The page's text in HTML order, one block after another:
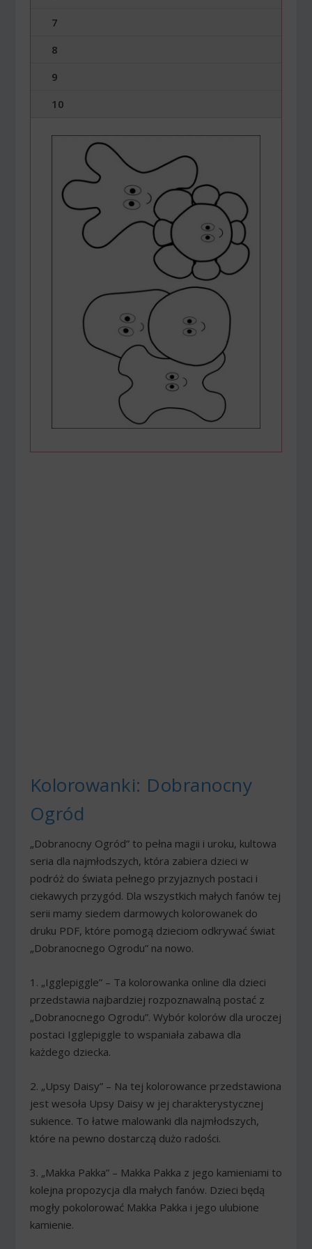
7
8
9
10
Kolorowanki: Dobranocny
Ogród
„Dobranocny Ogród” to pełna magii i uroku, kultowa
seria dla najmłodszych, która zabiera dzieci w
podróż do świata pełnego przyjaznych postaci i
ciekawych przygód. Dla wszystkich małych fanów tej
serii mamy siedem darmowych kolorowanek do
druku PDF, które pomogą dzieciom odkrywać świat
„Dobranocnego Ogrodu” na nowo.
1. „Igglepiggle” – Ta kolorowanka online dla dzieci
przedstawia najbardziej rozpoznawalną postać z
„Dobranocnego Ogrodu”. Wybór kolorów dla uroczej
postaci Igglepiggle to wspaniała zabawa dla
każdego dziecka.
2. „Upsy Daisy” – Na tej kolorowance przedstawiona
jest wesoła Upsy Daisy w jej charakterystycznej
sukience. To łatwe malowanki dla najmłodszych,
które na pewno dostarczą dużo radości.
3. „Makka Pakka” – Makka Pakka z jego kamieniami to
kolejna propozycja dla małych fanów. Dzieci będą
mogły pokolorować Makka Pakka i jego ulubione
kamienie.